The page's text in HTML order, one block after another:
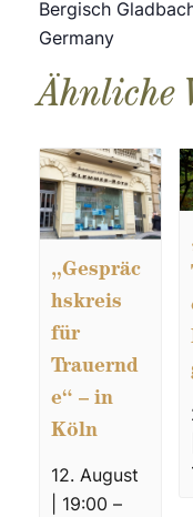
Bergisch
Germany
Ähnliche
„Gespräc
hskreis
für
Trauernd
e“ – in
Köln
12. August
| 19:00 –